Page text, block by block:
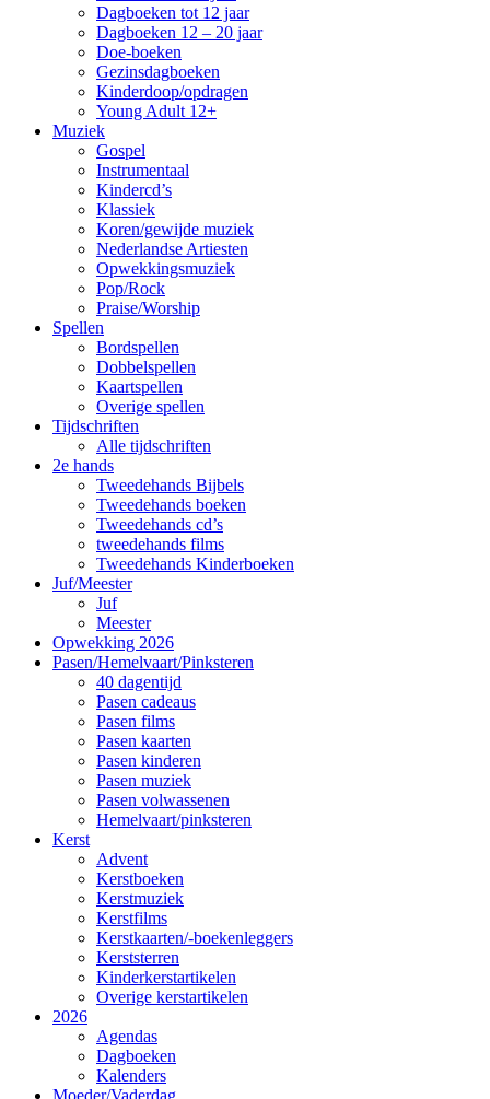
Dagboeken tot 12 jaar
Dagboeken 12 – 20 jaar
Doe-boeken
Gezinsdagboeken
Kinderdoop/opdragen
Young Adult 12+
Muziek
Gospel
Instrumentaal
Kindercd’s
Klassiek
Koren/gewijde muziek
Nederlandse Artiesten
Opwekkingsmuziek
Pop/Rock
Praise/Worship
Spellen
Bordspellen
Dobbelspellen
Kaartspellen
Overige spellen
Tijdschriften
Alle tijdschriften
2e hands
Tweedehands Bijbels
Tweedehands boeken
Tweedehands cd’s
tweedehands films
Tweedehands Kinderboeken
Juf/Meester
Juf
Meester
Opwekking 2026
Pasen/Hemelvaart/Pinksteren
40 dagentijd
Pasen cadeaus
Pasen films
Pasen kaarten
Pasen kinderen
Pasen muziek
Pasen volwassenen
Hemelvaart/pinksteren
Kerst
Advent
Kerstboeken
Kerstmuziek
Kerstfilms
Kerstkaarten/-boekenleggers
Kerststerren
Kinderkerstartikelen
Overige kerstartikelen
2026
Agendas
Dagboeken
Kalenders
Moeder/Vaderdag